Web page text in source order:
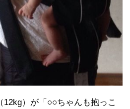
12kg）が「○○ちゃんも抱っこ